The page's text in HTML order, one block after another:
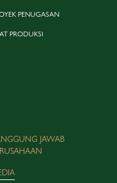
PENUGASAN
PRODUKSI
JAWAB